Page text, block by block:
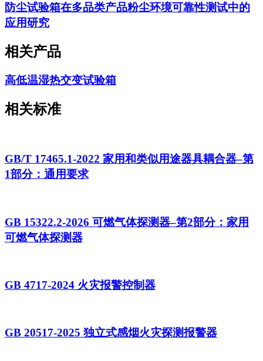
防尘试验箱在多品类产品粉尘环境可靠性测试中的
应用研究
相关产品
高低温湿热交变试验箱
相关标准
GB/T 17465.1-2022 家用和类似用途器具耦合器–第
1部分：通用要求
GB 15322.2-2026 可燃气体探测器–第2部分：家用
可燃气体探测器
GB 4717-2024 火灾报警控制器
GB 20517-2025 独立式感烟火灾探测报警器